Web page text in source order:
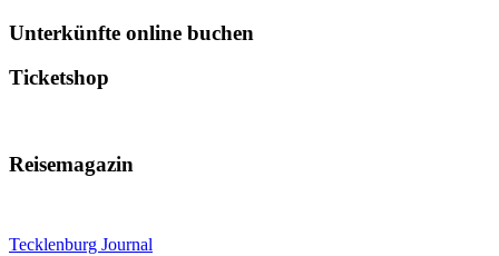
Unterkünfte online buchen
Ticketshop
Reisemagazin
Tecklenburg Journal